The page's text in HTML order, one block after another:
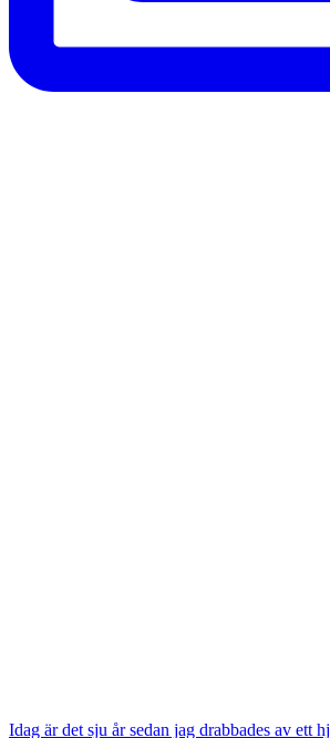
Idag är det sju år sedan jag drabbades av ett hj